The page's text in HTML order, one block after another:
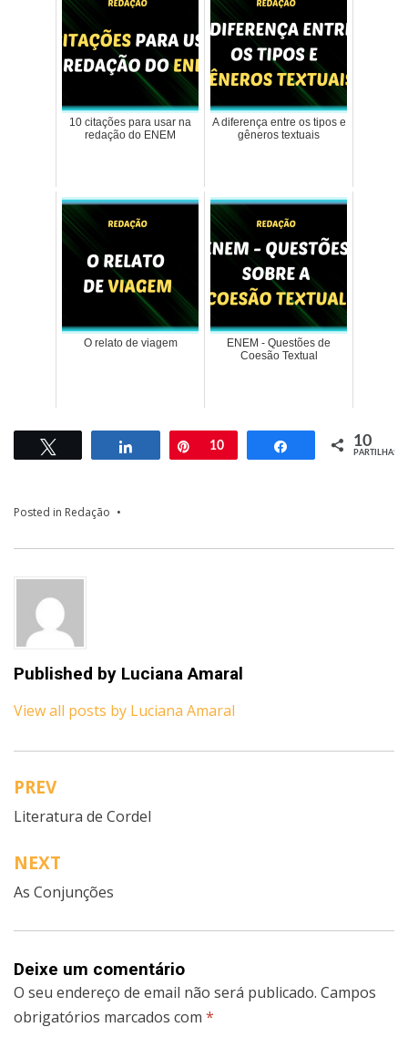
10 citações para usar na
redação do ENEM
A diferença entre os tipos e
gêneros textuais
O relato de viagem
ENEM - Questões de
Coesão Textual
Partilhar Pin
10 Partilhar 10
PARTILHAS
Posted in Redação
Published by Luciana Amaral
View all posts by Luciana Amaral
Navegação
de
artigos
PREV
Literatura de Cordel
NEXT
As Conjunções
Deixe um comentário
O seu endereço de email não será publicado. Campos
obrigatórios marcados com *